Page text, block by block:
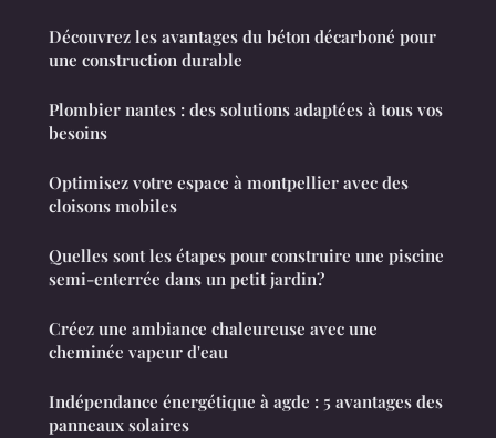
Découvrez les avantages du béton décarboné pour
une construction durable
Plombier nantes : des solutions adaptées à tous vos
besoins
Optimisez votre espace à montpellier avec des
cloisons mobiles
Quelles sont les étapes pour construire une piscine
semi-enterrée dans un petit jardin?
Créez une ambiance chaleureuse avec une
cheminée vapeur d'eau
Indépendance énergétique à agde : 5 avantages des
panneaux solaires